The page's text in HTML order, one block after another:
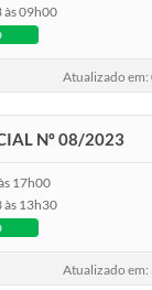
09h00
Atualizado
Nº 08/2023
17h00
13h30
Atualizado